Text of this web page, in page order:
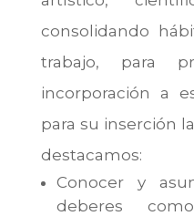
consolidando
trabajo, para
incorporación a
para su inserción
destacamos:
Conocer y
deberes